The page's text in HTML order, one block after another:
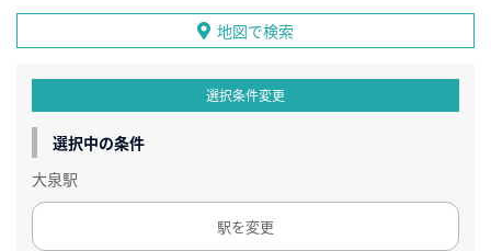
地図で検索
選択条件変更
選択中の条件
大泉駅
駅を変更